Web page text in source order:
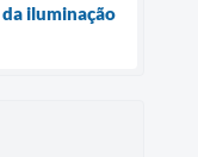
iluminação